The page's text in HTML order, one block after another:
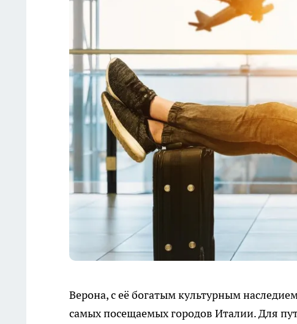
Верона, с её богатым культурным
самых посещаемых городов Италии. Для